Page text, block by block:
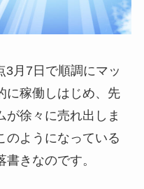
3月7日で順調にマッ
に稼働しはじめ、先
が徐々に売れ出しま
のようになっている
きなのです。